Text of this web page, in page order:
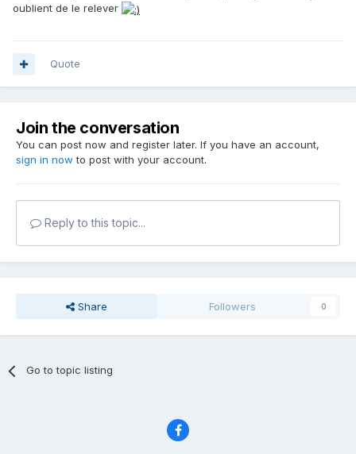
oublient de le relever
Quote
Join the conversation
You can post now and register later. If you have an account,
sign in now to post with your account.
Reply to this topic...
Share Followers 0
Go to topic listing